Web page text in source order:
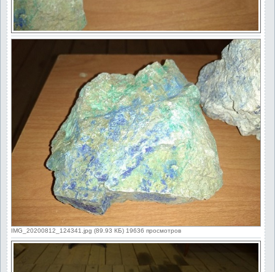
IMG_20200812_124341.jpg (89.93 КБ) 19636 просмотров